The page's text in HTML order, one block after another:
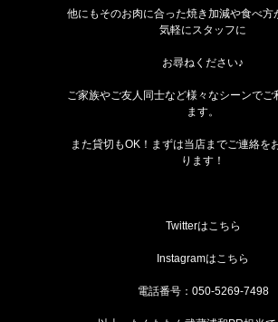
他にもそのお肉に合った焼き加減や食べ方
気軽にスタッフに
お尋ねください♪
ご家族やご友人同士など様々なシーンでご
ます。
また貸切もOK！まずは当店までご連絡を
ります！
Twitterは こちら
Instagramは こちら
電話番号： 050-5269-7498